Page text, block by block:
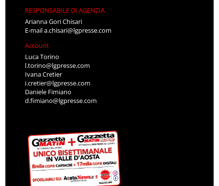
RESPONSABILE DI AGENZIA
Arianna Gori Chisari
E-maila.chisari@lgpresse.com
Account
Luca Torino
l.torino@lgpresse.com
Ivana Cretier
i.cretier@lgpresse.com
Daniele Fimiano
d.fimiano@lgpresse.com